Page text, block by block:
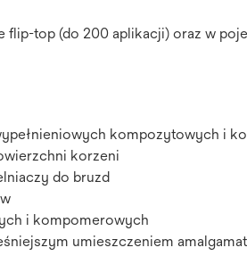
flip-top (do 200 aplikacji) oraz w
kompozytowych i
korzeni
do bruzd
i kompomerowych
umieszczeniem